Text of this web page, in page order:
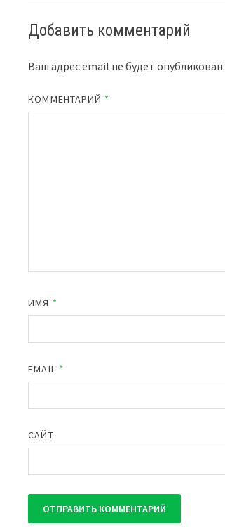
Добавить комментарий
Ваш адрес email не будет опубликован.
КОММЕНТАРИЙ *
ИМЯ *
EMAIL *
САЙТ